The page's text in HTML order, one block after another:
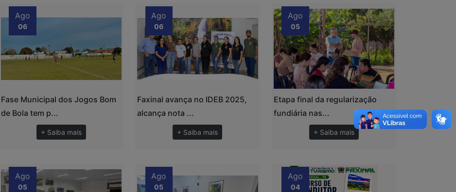
Ago
06
Fase Municipal dos Jogos Bom
de Bola tem p...
+ Saiba mais
Ago
06
Faxinal avança no IDEB 2025,
alcança nota ...
+ Saiba mais
Ago
05
Etapa final da regularização
fundiária nas...
+ Saiba mais
Ago
05
Ago
05
Ago
04